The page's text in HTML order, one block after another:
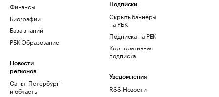
Финансы
Биографии
База знаний
РБК Образование
Новости
регионов
Санкт-Петербург
и область
Подписки
Скрыть баннеры
на РБК
Подписка на РБК
Корпоративная
подписка
Уведомления
RSS Новости